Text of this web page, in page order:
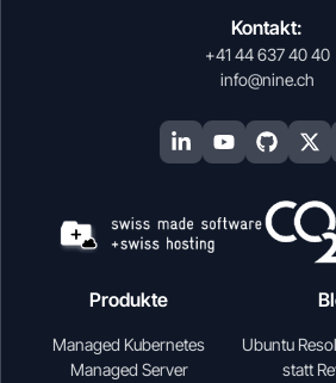
Kontakt:
+41 44 637 40 40
info@nine.ch
Produkte
Managed Kubernetes
Managed Server
Ubuntu
statt